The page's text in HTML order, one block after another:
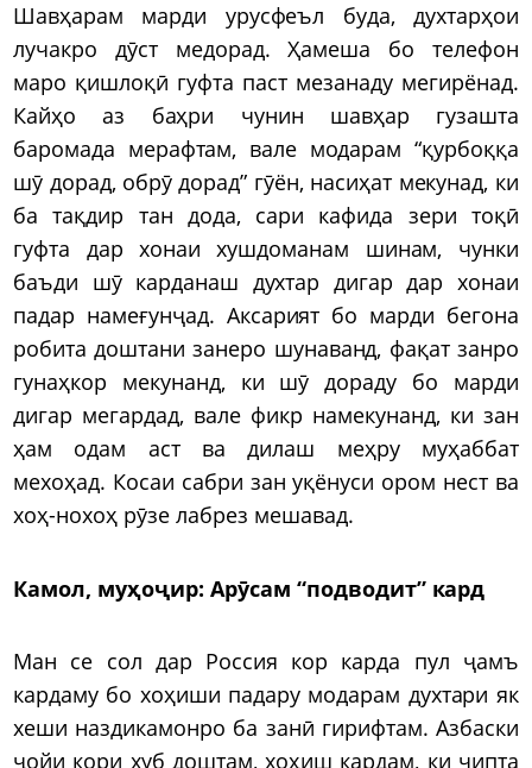
Шавҳарам марди урусфеъл буда, духтарҳои
лучакро дӯст медорад. Ҳамеша бо телефон
маро қишлоқӣ гуфта паст мезанаду мегирёнад.
Кайҳо аз баҳри чунин шавҳар гузашта
баромада мерафтам, вале модарам “қурбоққа
шӯ дорад, обрӯ дорад” гӯён, насиҳат мекунад, ки
ба тақдир тан дода, сари кафида зери тоқӣ
гуфта дар хонаи хушдоманам шинам, чунки
баъди шӯ карданаш духтар дигар дар хонаи
падар намеғунҷад. Аксарият бо марди бегона
робита доштани занеро шунаванд, фақат занро
гунаҳкор мекунанд, ки шӯ дораду бо марди
дигар мегардад, вале фикр намекунанд, ки зан
ҳам одам аст ва дилаш меҳру муҳаббат
мехоҳад. Косаи сабри зан уқёнуси ором нест ва
хоҳ-нохоҳ рӯзе лабрез мешавад.
Камол, муҳоҷир: Арӯсам “подводит” кард
Ман се сол дар Россия кор карда пул ҷамъ
кардаму бо хоҳиши падару модарам духтари як
хеши наздикамонро ба занӣ гирифтам. Азбаски
ҷойи кори хуб доштам, хоҳиш кардам, ки чипта